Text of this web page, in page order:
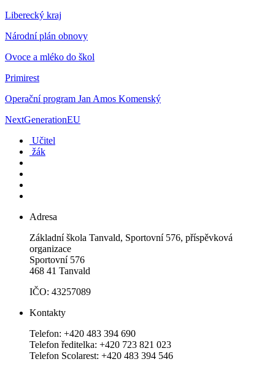
Liberecký kraj
Národní plán obnovy
Ovoce a mléko do škol
Primirest
Operační program Jan Amos Komenský
NextGenerationEU
Učitel
žák
Adresa
Základní škola Tanvald, Sportovní 576, příspěvková
organizace
Sportovní 576
468 41 Tanvald
IČO: 43257089
Kontakty
Telefon: +420 483 394 690
Telefon ředitelka: +420 723 821 023
Telefon Scolarest: +420 483 394 546